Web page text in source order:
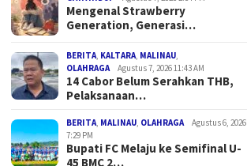
Mengenal Strawberry
Generation, Generasi…
BERITA KALTARA MALINAU
OLAHRAGA
Agustus 7, 2026 11:43 AM
14 Cabor Belum Serahkan THB,
Pelaksanaan…
BERITA MALINAU OLAHRAGA
Agustus 6, 2026
7:29 PM
Bupati FC Melaju ke Semifinal U-
45 BMC 2…